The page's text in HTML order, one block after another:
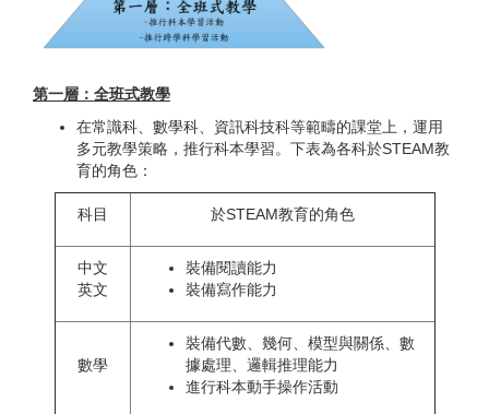
第一層：全班式教學
在常識科、數學科、資訊科技科等範疇的課堂上，運用
多元教學策略，推行科本學習。下表為各科於STEAM教
育的角色：
科目 於STEAM教育的角色
中文
英文
裝備閱讀能力
裝備寫作能力
數學
裝備代數、幾何、模型與關係、數
據處理、邏輯推理能力
進行科本動手操作活動